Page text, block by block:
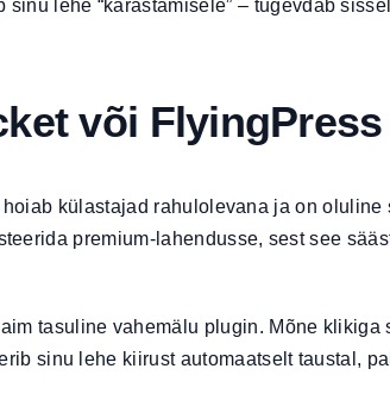
sinu lehe “karastamisele” – tugevdab
või FlyingPress
külastajad rahulolevana ja on oluline
premium-lahendusse, sest see
tasuline vahemälu plugin. Mõne klikiga
sinu lehe kiirust automaatselt taustal,